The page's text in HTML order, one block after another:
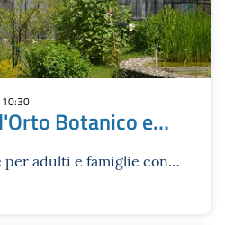
10:30
Botanico e
adulti e famiglie con